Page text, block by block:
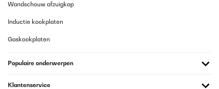
Wandschouw afzuigkap
Inductie kookplaten
Gaskookplaten
Populaire onderwerpen
Klantenservice